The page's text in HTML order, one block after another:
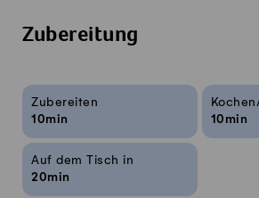
Zubereitung
Rezeptinfos
Zubereiten
10min
10min
Auf dem Tisch in
20min